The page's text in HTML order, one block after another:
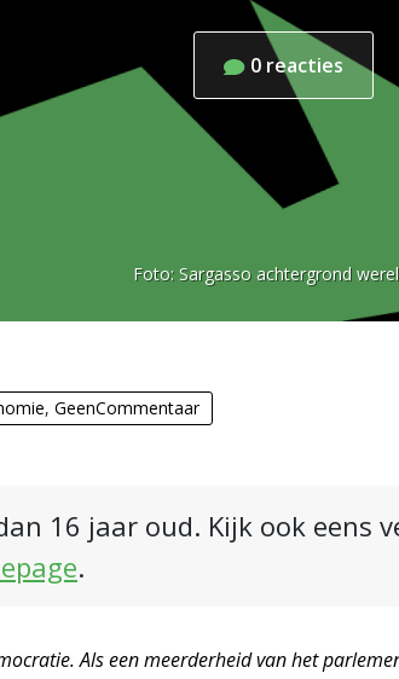
0 reacties
Foto: Sargasso achtergrond
, GeenCommentaar
16 jaar oud. Kijk ook eens
.
Als een meerderheid van het